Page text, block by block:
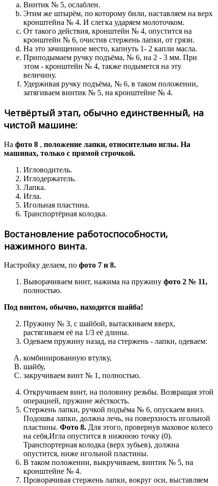
Винтик № 5, ослаблен.
Этим же штырём, по которому били, наставляем на верх
кронштейна № 4. И слегка ударяем молоточком.
От такого действия, кронштейн № 4, опустится на
кронштейн № 6, очистив стержень лапки, от грязи.
На это зачищенное место, капнуть 1- 2 капли масла.
Приподымаем ручку подъёма, № 6, на 2 - 3 мм. При
этом - кронштейн № 4, также подымется на эту
величину.
Удерживая ручку подъёма, № 6, в таком положении,
затягиваем винтик № 5, на кронштейне № 4.
Четвёртый этап, обычно единственный, на
чистой машине:
На фото 8 , положение лапки, относительно иглы. На
машинах, только с прямой строчкой.
Игловодитель.
Иглодержатель.
Лапка.
Игла.
Игольная пластина.
Транспортёрная колодка.
Востановление работоспособности,
нажимного винта.
Настройку делаем, по фото 7 и 8.
Выворачиваем винт, нажима на пружину фото 2 № 11,
полностью.
Под винтом, обычно, находится шайба!
Пружину № 3, с шайбой, вытаскиваем вверх,
растягиваем её на 1/3 её длины.
Одеваем пружину назад, на стержень - лапки, одеваем:
комбинированную втулку,
шайбу,
закручиваем винт № 1, полностью.
Откручиваем винт, на половину резьбы. Возвращая этой
операцией, пружине жёсткость.
Стержень лапки, ручкой подъёма № 6, опускаем вниз.
Подошва лапки, должна лечь, на поверхность игольной
пластины. Фото 8. Для этого, провернув маховое колесо
на себя,Игла опустится в нижнюю точку (0).
Транспортерная колодка (верх зубьев), должна
опустится, ниже игольной пластины.
В таком положении, выкручиваем, винтик № 5, на
кронштейне № 4.
Проворачивая стержень лапки, вокруг оси, выставляем